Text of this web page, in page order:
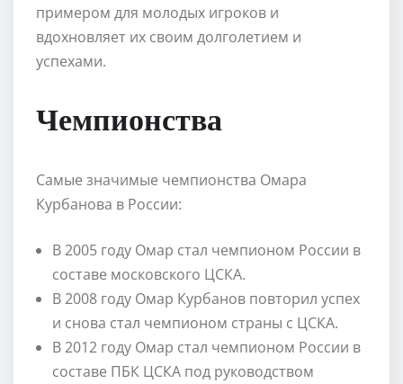
примером для молодых игроков и
вдохновляет их своим долголетием и
успехами.
Чемпионства
Самые значимые чемпионства Омара
Курбанова в России:
В 2005 году Омар стал чемпионом России в
составе московского ЦСКА.
В 2008 году Омар Курбанов повторил успех
и снова стал чемпионом страны с ЦСКА.
В 2012 году Омар стал чемпионом России в
составе ПБК ЦСКА под руководством